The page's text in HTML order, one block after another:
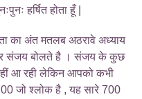
हर्षित होता हूँ |
का अंत मतलब अठरावे अध्याय
संजय बोलते है । संजय के कुछ
आ रही लेकिन आपको कभी
जो श्लोक है , यह सारे 700